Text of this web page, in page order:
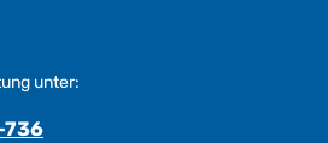
unter:
736